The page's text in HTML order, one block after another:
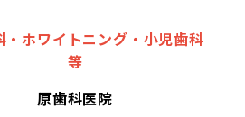
・ホワイトニング・小児歯科
等
原歯科医院